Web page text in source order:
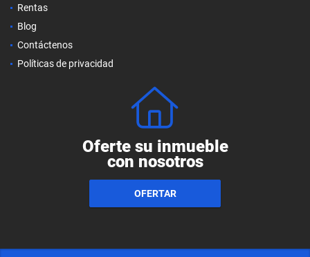
Rentas
Blog
Contáctenos
Políticas de privacidad
Oferte su inmueble
con nosotros
OFERTAR